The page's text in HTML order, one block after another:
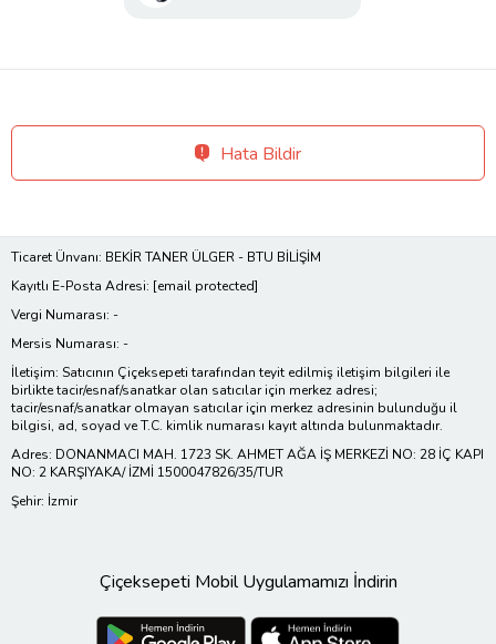
Hata Bildir
Ticaret Ünvanı: BEKİR TANER ÜLGER - BTU BİLİŞİM
Kayıtlı E-Posta Adresi: [email protected]
Vergi Numarası: -
Mersis Numarası: -
İletişim: Satıcının Çiçeksepeti tarafından teyit edilmiş iletişim bilgileri ile
birlikte tacir/esnaf/sanatkar olan satıcılar için merkez adresi;
tacir/esnaf/sanatkar olmayan satıcılar için merkez adresinin bulunduğu il
bilgisi, ad, soyad ve T.C. kimlik numarası kayıt altında bulunmaktadır.
Adres: DONANMACI MAH. 1723 SK. AHMET AĞA İŞ MERKEZİ NO: 28 İÇ KAPI
NO: 2 KARŞIYAKA/ İZMİ 1500047826/35/TUR
Şehir: İzmir
Çiçeksepeti Mobil Uygulamamızı İndirin